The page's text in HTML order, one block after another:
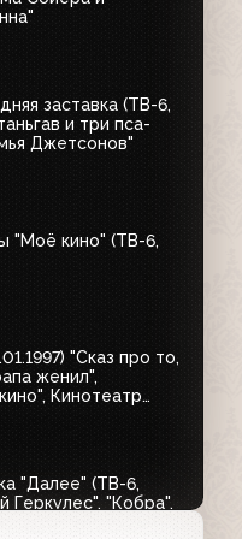
заставка (ТВ-6,
и три пса-
Джетсонов"
"Моё кино" (ТВ-6,
"Сказ про то,
женил",
Кинотеатр
"Далее" (ТВ-6,
Геркулес", "Кобра",